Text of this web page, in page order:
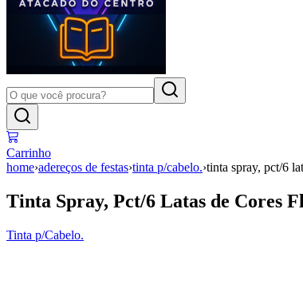
Carrinho
home›adereços de festas›tinta p/cabelo.›tinta spray, pct/6
Tinta Spray, Pct/6 Latas de Cores
Tinta p/Cabelo.